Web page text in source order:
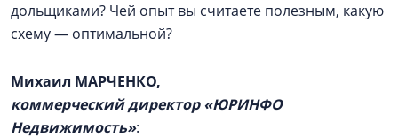
дольщиками? Чей опыт вы считаете полезным, какую
схему — оптимальной?
Михаил МАРЧЕНКО,
коммерческий директор «ЮРИНФО
Недвижимость»: